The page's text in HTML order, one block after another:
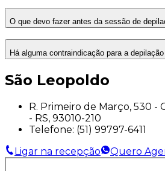
O que devo fazer antes da sessão de
Há alguma contraindicação para a
São Leopoldo
R. Primeiro de Março, 530 -
- RS, 93010-210
Telefone: (51) 99797-6411
Ligar na recepção
Quero